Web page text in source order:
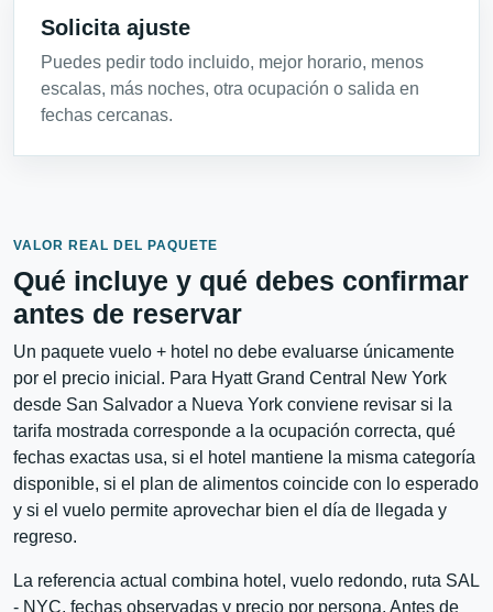
Solicita ajuste
Puedes pedir todo incluido, mejor horario, menos
escalas, más noches, otra ocupación o salida en
fechas cercanas.
VALOR REAL DEL PAQUETE
Qué incluye y qué debes confirmar
antes de reservar
Un paquete vuelo + hotel no debe evaluarse únicamente
por el precio inicial. Para Hyatt Grand Central New York
desde San Salvador a Nueva York conviene revisar si la
tarifa mostrada corresponde a la ocupación correcta, qué
fechas exactas usa, si el hotel mantiene la misma categoría
disponible, si el plan de alimentos coincide con lo esperado
y si el vuelo permite aprovechar bien el día de llegada y
regreso.
La referencia actual combina hotel, vuelo redondo, ruta SAL
- NYC, fechas observadas y precio por persona. Antes de